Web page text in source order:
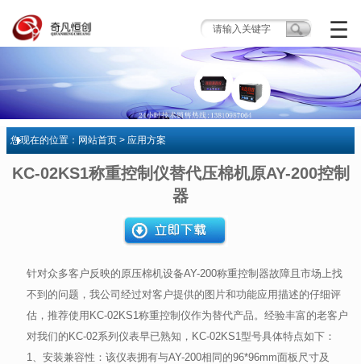
☰
您现在的位置： 网站首页 > 应用方案
KC-02KS1称重控制仪替代压棉机原AY-200控制
器
针对众多客户反映的原压棉机设备AY-200称重控制器故障且市场上找
不到的问题，我公司经过对客户提供的图片和功能应用描述的仔细评
估，推荐使用 KC-02KS1称重控制仪作为替代产品。经验丰富的老客户
对我们的 KC-02系列仪表早已熟知， KC-02KS1型号具体特点如下：
1、安装兼容性：该仪表拥有与AY-200相同的96*96mm面板尺寸及